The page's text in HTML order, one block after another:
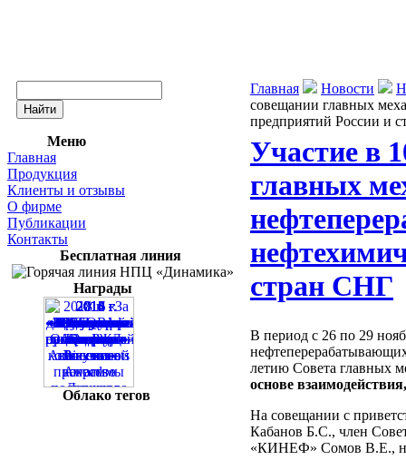
Меню
Главная
Продукция
Клиенты и отзывы
О фирме
Публикации
Контакты
Бесплатная линия
Награды
Облако тегов
Главная Новости
совещании главных
предприятий России и
Участие в
главных
стран СНГ
В период с 26 по 29
летию Совета главных
основе
На совещании с
Кабанов Б.С., член
«КИНЕФ» Сомов В.Е.,